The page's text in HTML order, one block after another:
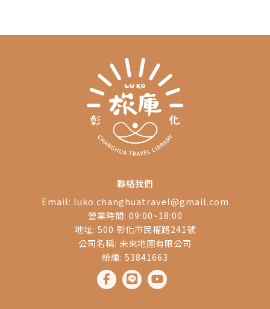
聯絡我們
Email: luko.changhuatravel@gmail.com
營業時間: 09:00~18:00
地址: 500 彰化市民權路241號
公司名稱: 未來地圖有限公司
統編: 53841663